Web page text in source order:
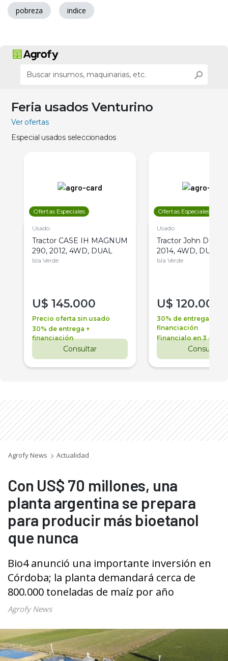
pobreza indice
Feria usados Venturino
Ver ofertas
Especial usados seleccionados
Ofertas Especiales
Usado
Tractor CASE IH MAGNUM
290, 2012, 4WD, DUAL
Isla Verde
U$ 145.000
Precio oferta sin usado
30% de entrega +
financiación
Consultar
Ofertas Especiales
Usado
Tractor John Deere
2014, 4WD, DUAL
Isla Verde
U$ 120.000
30% de entrega +
financiación
Financialo en 3 años
Consultar
Agrofy News Actualidad
Con US$ 70 millones, una
planta argentina se prepara
para producir más bioetanol
que nunca
Bio4 anunció una importante inversión en
Córdoba; la planta demandará cerca de
800.000 toneladas de maíz por año
Agrofy News